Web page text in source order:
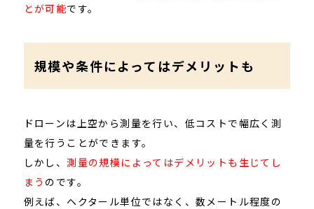
とが可能です。
規模や条件によってはデメリットも
ドローンは上空から測量を行い、低コストで幅広く測
量を行うことができます。
しかし、測量の規模によってはデメリットも生じてし
まう のです。
例えば、ヘクタール単位ではなく、数メートル程度の